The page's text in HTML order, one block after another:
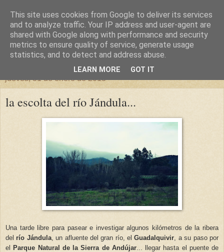
un sitio diferente
una casa para crecer, un castillo para soñar
jueves, 31 de enero de 2013
la escolta del río Jándula...
Una tarde libre para pasear e investigaralgunos kilómetros de la ribera
del río Jándula, un afluente del gran río, elGuadalquivir , a su paso por
el
Parque Natural de la Sierra de Andújar... llegar hasta el puente de
This site uses cookies from Google to deliver its services
and to analyze traffic. Your IP address and user-agent are
shared with Google along with performance and security
metrics to ensure quality of service, generate usage
statistics, and to detect and address abuse.
LEARN MORE GOT IT